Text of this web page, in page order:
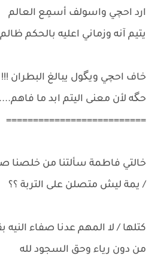
ارد احچي واسولف أسمِع العالم
يتيم آنه وزماني اعليه بالحكم ظالم
خاف احچي ويگول يبالغ البطران !!!
حگه لأن معنى اليتم ابد ما فاهم....
==========================
خالتي فاطمة سألتنا من خلصنا
/ يمة ليش متصلن على التربة ؟؟
كتلها / لا المهم عدنا صفاء النيه
من دون رياء وحق السجود لله